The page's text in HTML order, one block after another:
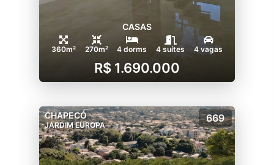
CASAS
360m² 270m² 4 dorms 4 suítes 4 vagas
R$ 1.690.000
CHAPECÓ
JARDIM EUROPA
669